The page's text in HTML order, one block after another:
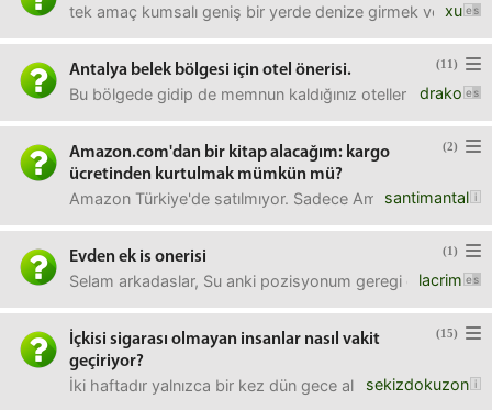
xu
tek amaç kumsalı geniş bir yerde denize girmek ve
(11)
Antalya belek bölgesi için otel önerisi.
drako
Bu bölgede gidip de memnun kaldığınız oteller nedir?
(2)
Amazon.com'dan bir kitap alacağım: kargo
ücretinden kurtulmak mümkün mü?
santimantal
Amazon Türkiye'de satılmıyor. Sadece Amazon.com'da
(1)
Evden ek is onerisi
lacrim
Selam arkadaslar, Su anki pozisyonum geregi gun
(15)
İçkisi sigarası olmayan insanlar nasıl vakit
geçiriyor?
sekizdokuzon
İki haftadır yalnızca bir kez dün gece alkol aldım ama